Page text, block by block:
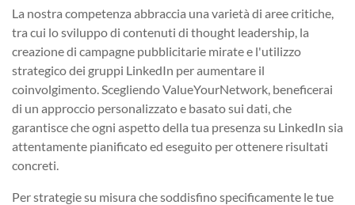
La nostra competenza abbraccia una varietà di aree critiche,
tra cui lo sviluppo di contenuti di thought leadership, la
creazione di campagne pubblicitarie mirate e l'utilizzo
strategico dei gruppi LinkedIn per aumentare il
coinvolgimento. Scegliendo ValueYourNetwork, beneficerai
di un approccio personalizzato e basato sui dati, che
garantisce che ogni aspetto della tua presenza su LinkedIn sia
attentamente pianificato ed eseguito per ottenere risultati
concreti.
Per strategie su misura che soddisfino specificamente le tue